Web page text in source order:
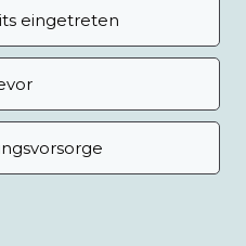
eingetreten